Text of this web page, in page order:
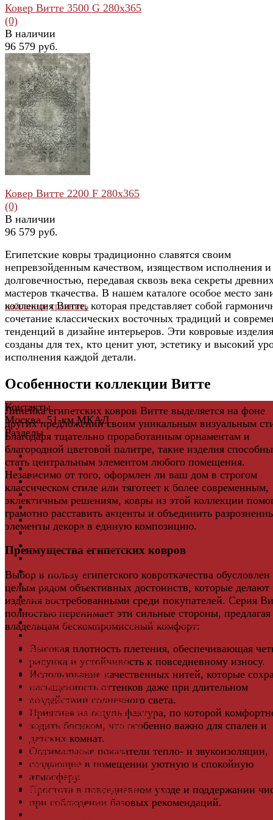
избранное сравнить
Ковер Витте 3500 G 280x365
(0)
В наличии
96 579 руб.
избранное сравнить
Ковер Витте 2200 F 280x365
(0)
В наличии
96 579 руб.
Египетские ковры традиционно славятся своим
непревзойденным качеством, изяществом исполнения и
долговечностью, передавая сквозь века секреты
мастеров ткачества. В нашем каталоге особое место
коллекция Витте, которая представляет собой
сочетание классических восточных традиций и
тенденций в дизайне интерьеров. Эти ковровые изделия
созданы для тех, кто ценит уют, эстетику и высокий
исполнения каждой детали.
Особенности коллекции Витте
Линейка египетских ковров Витте выделяется на фоне
других предложений своим уникальным визуальным
Благодаря тщательно проработанным орнаментам и
благородной цветовой палитре, такие изделия способны
стать центральным элементом любого помещения.
Независимо от того, оформлен ли ваш дом в строгом
классическом стиле или тяготеет к более современным,
эклектичным решениям, ковры из этой коллекции
грамотно расставить акценты и объединить
элементы декора в единую композицию.
Преимущества египетских ковров
Выбор в пользу египетского ковроткачества обусловлен
целым рядом объективных достоинств, которые делают
изделия востребованными среди покупателей. Серия
полностью перенимает эти сильные стороны, предлагая
владельцам бескомпромиссный комфорт:
Высокая плотность плетения, обеспечивающая
рисунка и устойчивость к повседневному износу.
Использование качественных нитей, которые
насыщенность оттенков даже при длительном
воздействии солнечного света.
Приятная на ощупь фактура, по которой
ходить босиком, что особенно важно для спален и
детских комнат.
Оптимальные показатели тепло- и звукоизоляции,
создающие в помещении уютную и спокойную
атмосферу.
Простота в повседневном уходе и поддержании
при соблюдении базовых рекомендаций.
Контакты
Москва, 51-км МКАД
Разделы
Керамическая плитка
Свет
Мебель и Интерьер
Мебельная фурнитура
Фасадные панели
Террасная доска ДПК
Виниловый сайдинг
Ламинат
Двери
Ковры
Комплектующие
Клей для паркета и массивной доски
Дверная фурнитура
Кровля
Регулируемые опоры
Ступени из ДПК
Фасадная плитка
Фасадные термопанели
Фиброцементный Сайдинг
Подложка для ламината
Плинтус
Подложка из пробки
Пробковый пол
Паркетная доска
Инженерная паркетная доска
Виниловый ламинат